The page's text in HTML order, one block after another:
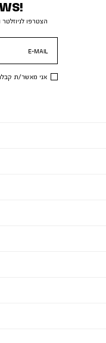
הצטרפו לניוזלטר וקבלו 10% הנחה
E-MAIL
אני מאשר/ת